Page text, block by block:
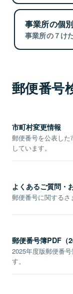
事業所の個
事業所の７け
郵便番号
市町村変更情報
郵便番号を公表し
しています。
よくあるご質問・
郵便番号に関するさ
郵便番号簿PDF（
2025年度版郵便番
す。